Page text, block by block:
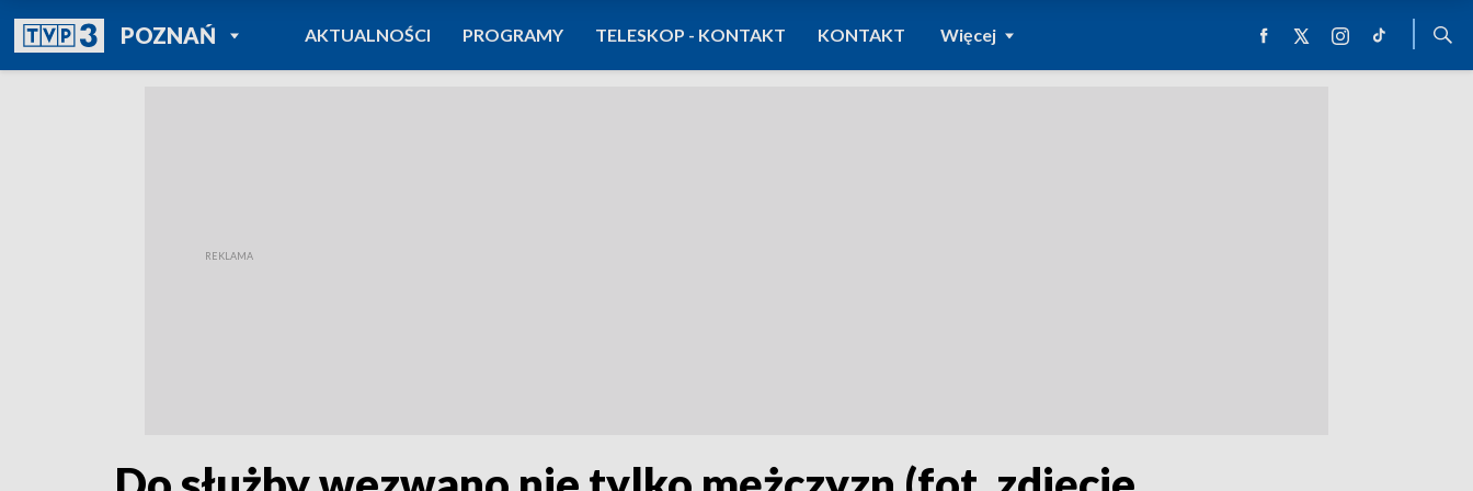
POZNAŃPOWRÓT DO
TVP REGIONY
AKTUALNOŚCI PROGRAMY TELESKOP - KONTAKT KONTAKT Więcej